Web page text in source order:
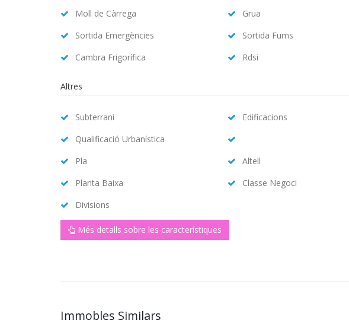
Moll de Càrrega
Grua
Sortida Emergències
Sortida Fums
Cambra Frigorífica
Rdsi
Altres
Subterrani Edificacions
Qualificació Urbanística
Pla
Altell
Planta Baixa
Classe Negoci
Divisions
Més detalls sobre les característiques
Immobles Similars